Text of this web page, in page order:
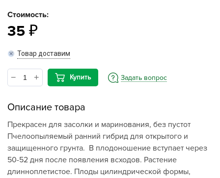
Стоимость:
35
Товар доставим
Купить Задать вопрос
Описание товара
Прекрасен для засолки и маринования, без пустот
Пчелоопыляемый ранний гибрид для открытого и
защищенного грунта. В плодоношение вступает через
50-52 дня после появления всходов. Растение
длинноплетистое. Плоды цилиндрической формы,